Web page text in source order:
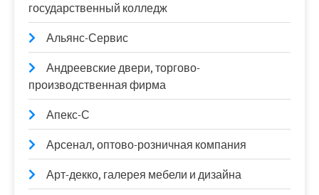
государственный колледж
Альянс-Сервис
Андреевские двери, торгово-
производственная фирма
Апекс-С
Арсенал, оптово-розничная компания
Арт-декко, галерея мебели и дизайна